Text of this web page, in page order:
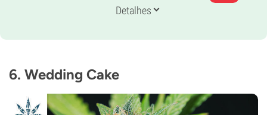
50% Sativa
8-9 semanas
CBD
Tipo de floração
Período de luz
Detalhes
6. Wedding Cake